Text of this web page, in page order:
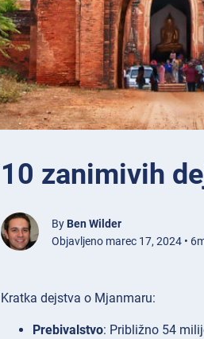
10 zanimivih
By Ben Wilder
Objavljeno marec 17, 2024 •
Kratka dejstva o Mjanmaru:
Prebivalstvo: Približno 54